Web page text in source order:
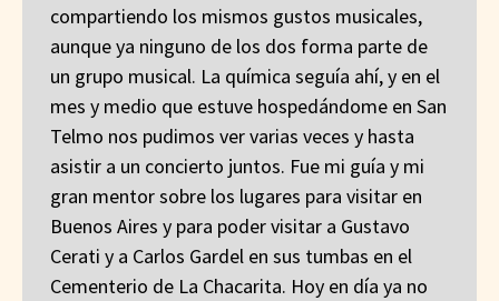
compartiendo los mismos gustos musicales,
aunque ya ninguno de los dos forma parte de
un grupo musical. La química seguía ahí, y en el
mes y medio que estuve hospedándome en San
Telmo nos pudimos ver varias veces y hasta
asistir a un concierto juntos. Fue mi guía y mi
gran mentor sobre los lugares para visitar en
Buenos Aires y para poder visitar a Gustavo
Cerati y a Carlos Gardel en sus tumbas en el
Cementerio de La Chacarita. Hoy en día ya no